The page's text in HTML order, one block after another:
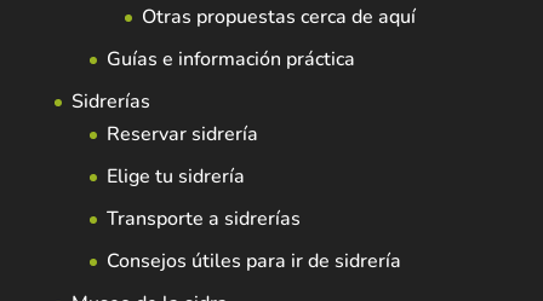
Otras propuestas cerca de aquí
Guías e información práctica
Sidrerías
Reservar sidrería
Elige tu sidrería
Transporte a sidrerías
Consejos útiles para ir de sidrería